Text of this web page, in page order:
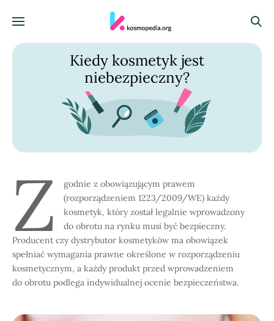
Menu
Kiedy kosmetyk jest
niebezpieczny?
Z
godnie z obowiązującym prawem
(rozporządzeniem 1223/2009/WE) każdy
kosmetyk, który został legalnie wprowadzony
do obrotu na rynku musi być bezpieczny.
Producent czy dystrybutor kosmetyków ma obowiązek
spełniać wymagania prawne określone w rozporządzeniu
kosmetycznym, a każdy produkt przed wprowadzeniem
do obrotu podlega indywidualnej ocenie bezpieczeństwa.